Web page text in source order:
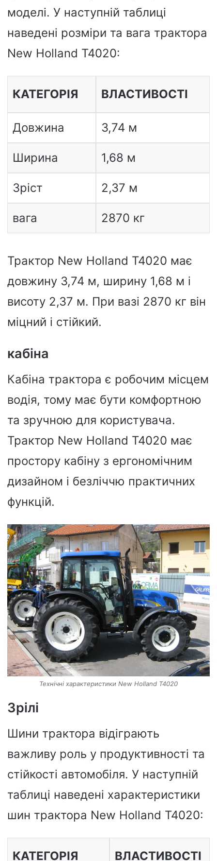
моделі. У наступній таблиці
наведені розміри та вага трактора
New Holland T4020:
КАТЕГОРІЯ ВЛАСТИВОСТІ
Довжина 3,74 м
Ширина 1,68 м
Зріст 2,37 м
вага 2870 кг
Трактор New Holland T4020 має
довжину 3,74 м, ширину 1,68 м і
висоту 2,37 м. При вазі 2870 кг він
міцний і стійкий.
кабіна
Кабіна трактора є робочим місцем
водія, тому має бути комфортною
та зручною для користувача.
Трактор New Holland T4020 має
простору кабіну з ергономічним
дизайном і безліччю практичних
функцій.
Технічні характеристики New Holland T4020
Зрілі
Шини трактора відіграють
важливу роль у продуктивності та
стійкості автомобіля. У наступній
таблиці наведені характеристики
шин трактора New Holland T4020:
КАТЕГОРІЯ ВЛАСТИВОСТІ